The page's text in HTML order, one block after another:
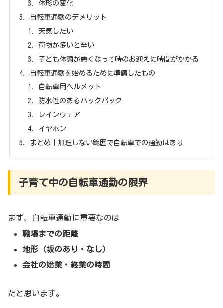
体形の変化
自転車通勤のデメリット
天気しだい
荷物が多いと辛い
子ども体調が悪くなって時のお迎えに時間がかかる
自転車通勤を始めるために準備したもの
自転車用ヘルメット
防水性のあるバックパック
レインウェア
イヤホン
まとめ｜無理しない範囲で自転車での通勤はあり
子育て中の自転車通勤の限界
まず、自転車通勤に重要なのは
職場までの距離
地形（坂のあり・なし）
会社の始業・終業の時間
だと思います。